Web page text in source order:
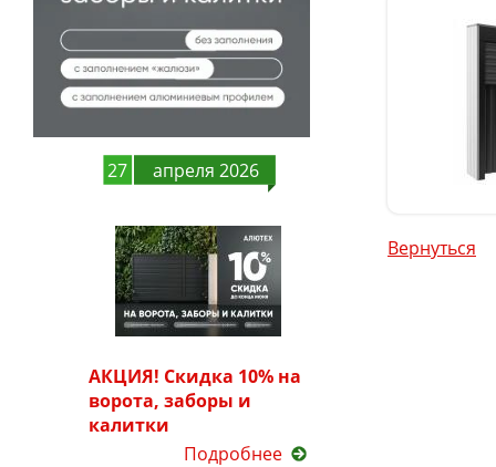
27 апреля 2026
АКЦИЯ! Скидка 10% на
ворота, заборы и
калитки
Подробнее
Вернуться